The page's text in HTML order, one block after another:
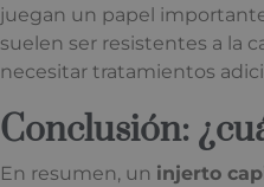
juegan un papel
suelen ser resistentes a la
necesitar tratamientos
Conclusión:
En resumen, un injerto